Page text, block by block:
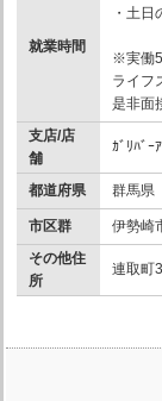
就業時間
・土
※実働
ライフ
是非面
支店/店
舗
ｶﾞﾘﾊﾞｰ
都道府県 群馬県
市区群
伊勢崎
その他住
所
連取町